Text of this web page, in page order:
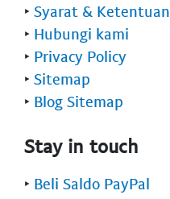
‣ Syarat & Ketentuan
‣ Hubungi kami
‣ Privacy Policy
‣ Sitemap
‣ Blog Sitemap
Stay in touch
‣ Beli Saldo PayPal